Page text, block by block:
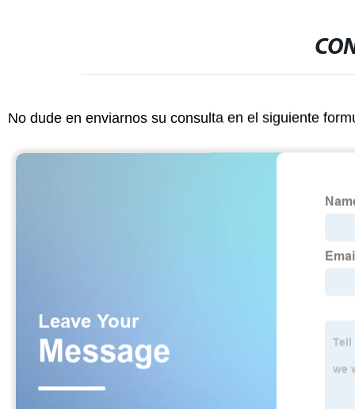
No dude en enviarnos su consulta en el siguiente